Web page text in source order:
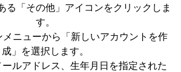
る「その他」アイコンをクリックしま
す。
メニューから「新しいアカウントを作
成」を選択します。
ルアドレス、生年月日を指定された